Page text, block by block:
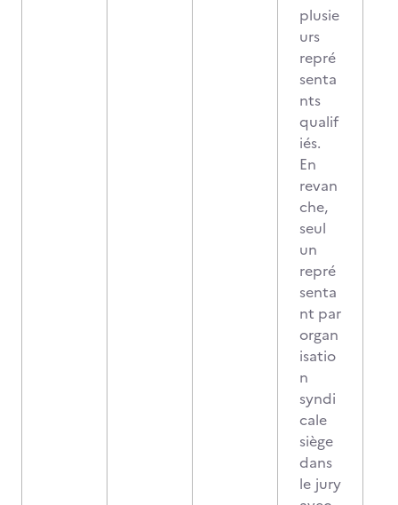
plusie
urs
repré
senta
nts
qualif
iés.
En
revan
che,
seul
un
repré
senta
nt par
organ
isatio
n
syndi
cale
siège
dans
le jury